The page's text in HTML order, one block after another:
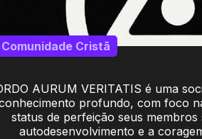
AURUM VERITATIS é uma
profundo, com foco
status de perfeição seus
autodesenvolvimento e a
Comunidade Cristã